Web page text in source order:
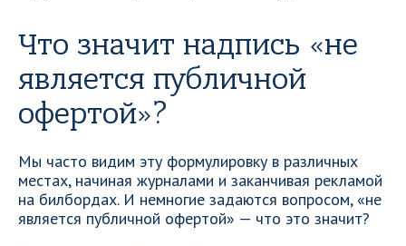
Что значит надпись «не
является публичной
офертой»?
Мы часто видим эту формулировку в различных
местах, начиная журналами и заканчивая рекламой
на билбордах. И немногие задаются вопросом, «не
является публичной офертой» — что это значит?